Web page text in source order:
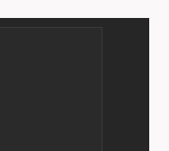
görevine devam